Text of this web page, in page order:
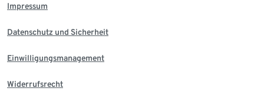
Impressum
Datenschutz und Sicherheit
Einwilligungsmanagement
Widerrufsrecht